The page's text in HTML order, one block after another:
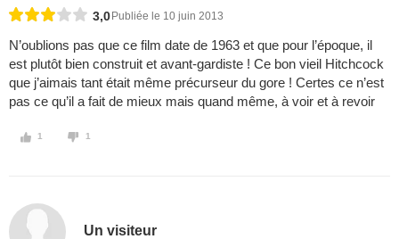
3,0 Publiée le 10 juin 2013
N’oublions pas que ce film date de 1963 et que pour l’époque, il
est plutôt bien construit et avant-gardiste ! Ce bon vieil Hitchcock
que j’aimais tant était même précurseur du gore ! Certes ce n’est
pas ce qu’il a fait de mieux mais quand même, à voir et à revoir
1 1
Un visiteur